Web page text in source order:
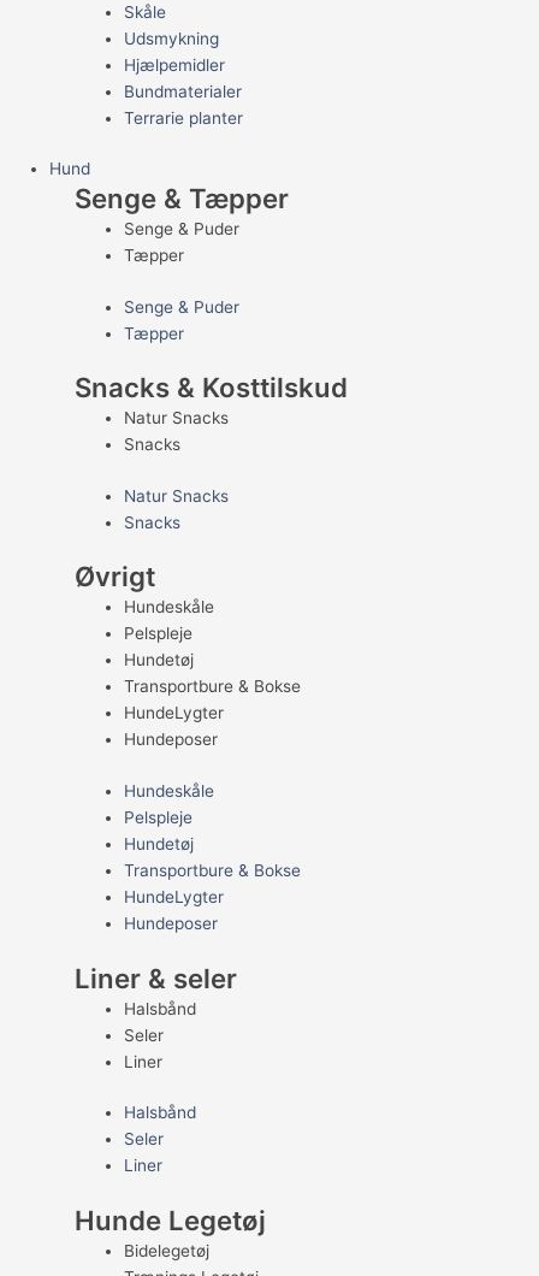
Skåle
Udsmykning
Hjælpemidler
Bundmaterialer
Terrarie planter
Hund
Senge & Tæpper
Senge & Puder
Tæpper
Senge & Puder
Tæpper
Snacks & Kosttilskud
Natur Snacks
Snacks
Natur Snacks
Snacks
Øvrigt
Hundeskåle
Pelspleje
Hundetøj
Transportbure & Bokse
HundeLygter
Hundeposer
Hundeskåle
Pelspleje
Hundetøj
Transportbure & Bokse
HundeLygter
Hundeposer
Liner & seler
Halsbånd
Seler
Liner
Halsbånd
Seler
Liner
Hunde Legetøj
Bidelegetøj